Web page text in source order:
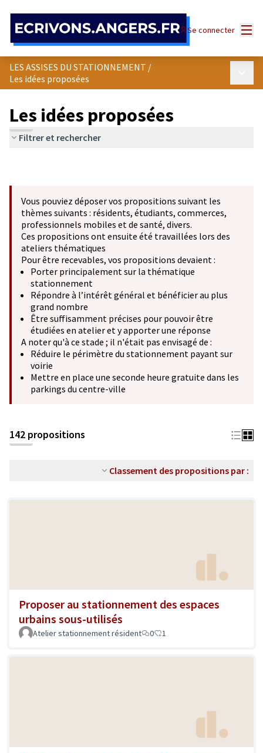
Se connecter
LES ASSISES DU STATIONNEMENT /
Les idées proposées
Les idées proposées
Filtrer et rechercher
Vous pouviez déposer vos propositions suivant les
thèmes suivants : résidents, étudiants, commerces,
professionnels mobiles et de santé, divers.
Ces propositions ont ensuite été travaillées lors des
ateliers thématiques
Pour être recevables, vos propositions devaient :
Porter principalement sur la thématique
stationnement
Répondre à l’intérêt général et bénéficier au plus
grand nombre
Être suffisamment précises pour pouvoir être
étudiées en atelier et y apporter une réponse
A noter qu'à ce stade ; il n'était pas envisagé de :
Réduire le périmètre du stationnement payant sur
voirie
Mettre en place une seconde heure gratuite dans les
parkings du centre-ville
142 propositions
Classement des propositions par :
Proposer au stationnement des espaces
urbains sous-utilisés
Atelier stationnement résident 0 1